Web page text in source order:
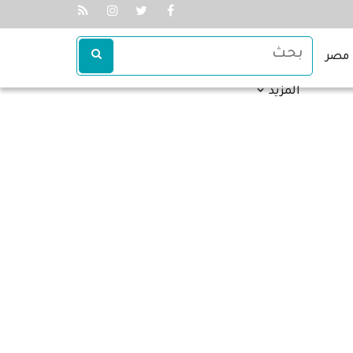
مصر
المزيد